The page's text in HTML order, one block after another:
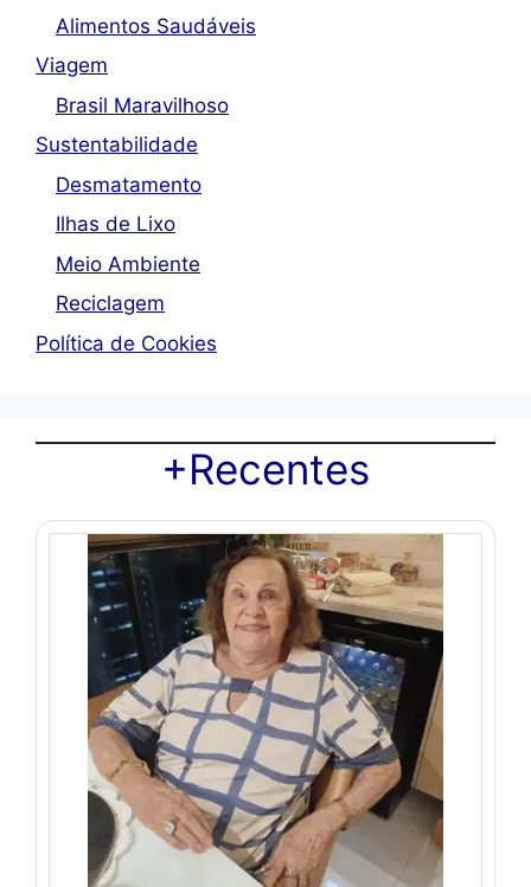
Alimentos Saudáveis
Viagem
Brasil Maravilhoso
Sustentabilidade
Desmatamento
Ilhas de Lixo
Meio Ambiente
Reciclagem
Política de Cookies
+Recentes